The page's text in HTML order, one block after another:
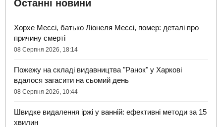
Останні новини
Хорхе Мессі, батько Ліонеля Мессі, помер: деталі про
причину смерті
08 Серпня 2026, 18:14
Пожежу на складі видавництва "Ранок" у Харкові
вдалося загасити на сьомий день
08 Серпня 2026, 10:44
Швидке видалення іржі у ванній: ефективні методи за 15
хвилин